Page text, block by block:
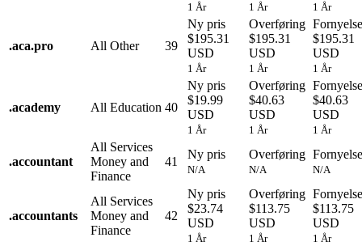
1 År 1 År 1 År
.aca.pro All Other 39
Ny pris
$195.31
USD
1 År
Overføring
$195.31
USD
1 År
Fornyelse
$195.31
USD
1 År
.academy All Education 40
Ny pris
$19.99
USD
1 År
Overføring
$40.63
USD
1 År
Fornyelse
$40.63
USD
1 År
.accountant
All Services
Money and
Finance
41
Ny pris
N/A
Overføring
N/A
Fornyelse
N/A
.accountants
All Services
Money and
Finance
42
Ny pris
$23.74
USD
1 År
Overføring
$113.75
USD
1 År
Fornyelse
$113.75
USD
1 År